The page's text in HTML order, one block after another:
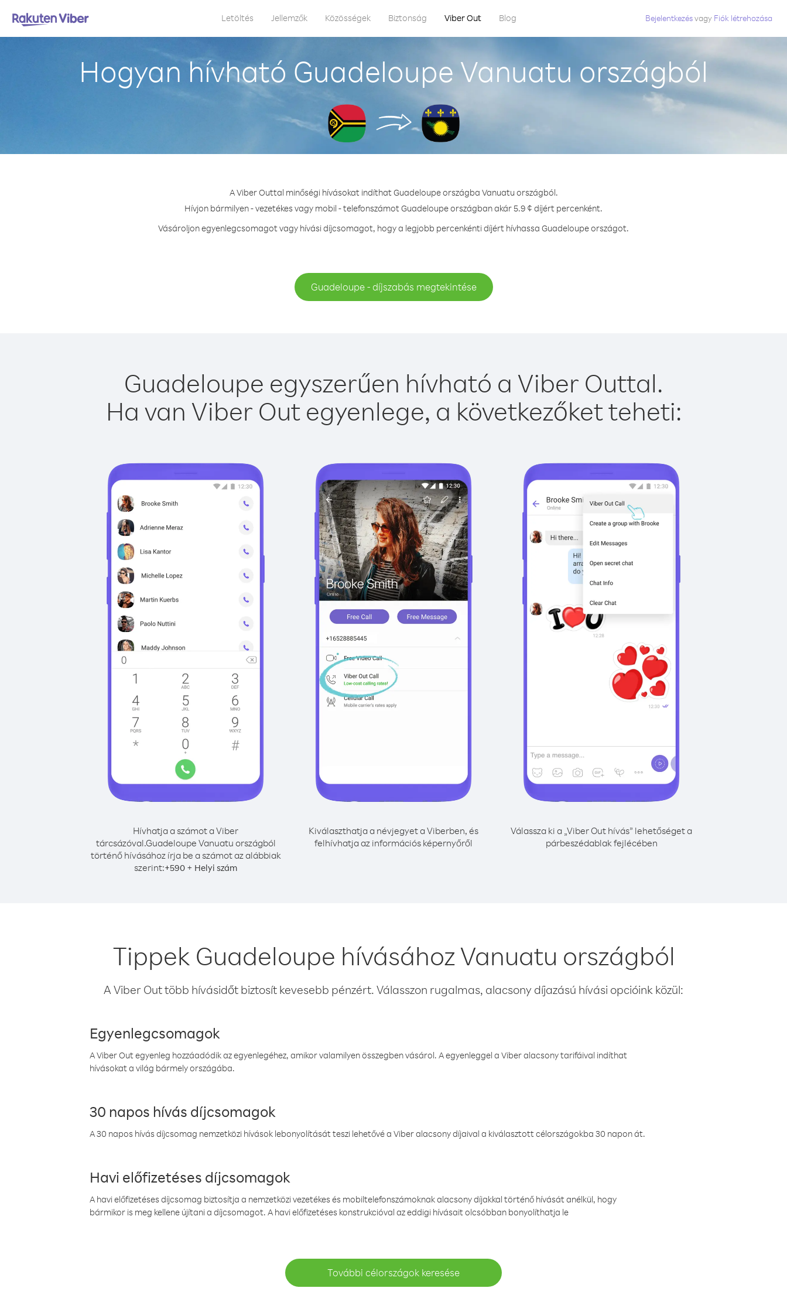
Letöltés Jellemzők Közösségek Biztonság Viber Out Blog Bejelentkezésvagy Fiók létrehozása
Hogyan hívható Guadeloupe Vanuatu országból
A Viber Outtal minőségi hívásokat indíthat Guadeloupe országba Vanuatu országból.
Hívjon bármilyen - vezetékes vagy mobil - telefonszámot Guadeloupe országban akár 5.9 ¢ díjért percenként.
Vásároljon egyenlegcsomagot vagy hívási díjcsomagot, hogy a legjobb percenkénti díjért hívhassa Guadeloupe országot.
Guadeloupe - díjszabás megtekintése
Guadeloupe egyszerűen hívható a Viber Outtal.
Ha van Viber Out egyenlege, a következőket teheti:
Hívhatja a számot a Viber
tárcsázóval.Guadeloupe Vanuatu országból
történő hívásához írja be a számot az alábbiak
szerint:+590 + Helyi szám
Kiválaszthatja a névjegyet a Viberben, és
felhívhatja az információs képernyőről
Válassza ki a „Viber Out hívás” lehetőséget a
párbeszédablak fejlécében
Tippek Guadeloupe hívásához Vanuatu országból
A Viber Out több hívásidőt biztosít kevesebb pénzért. Válasszon rugalmas, alacsony díjazású hívási opcióink közül:
Egyenlegcsomagok
A Viber Out egyenleg hozzáadódik az egyenlegéhez, amikor valamilyen összegben vásárol. A egyenleggel a Viber alacsony tarifáival indíthat
hívásokat a világ bármely országába.
30 napos hívás díjcsomagok
A 30 napos hívás díjcsomag nemzetközi hívások lebonyolítását teszi lehetővé a Viber alacsony díjaival a kiválasztott célországokba 30 napon át.
Havi előfizetéses díjcsomagok
A havi előfizetéses díjcsomag biztosítja a nemzetközi vezetékes és mobiltelefonszámoknak alacsony díjakkal történő hívását anélkül, hogy
bármikor is meg kellene újítani a díjcsomagot. A havi előfizetéses konstrukcióval az eddigi hívásait olcsóbban bonyolíthatja le
További célországok keresése